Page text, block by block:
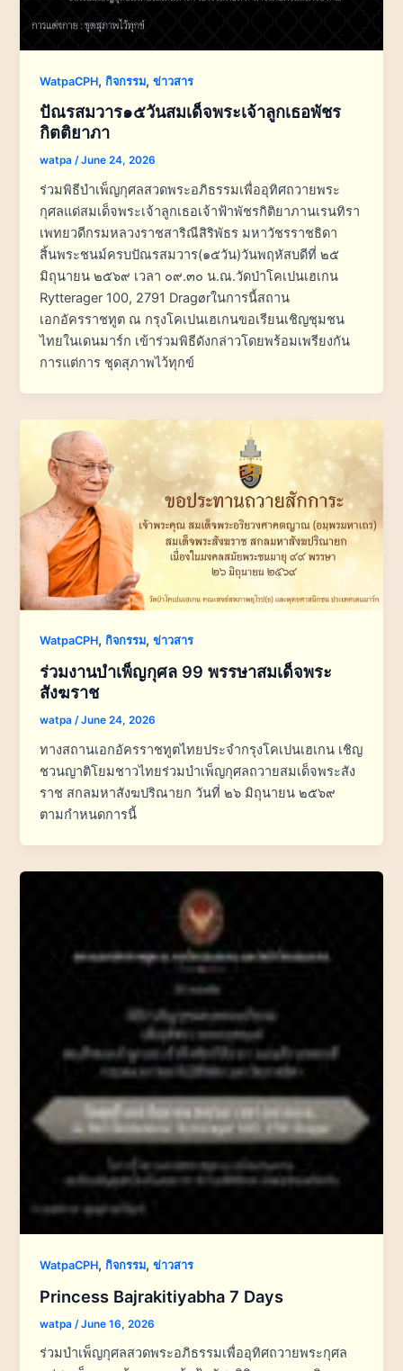
WatpaCPH,กิจกรรม,ข่าวสาร
ปัณรสมวาร๑๕วันสมเด็จพระเจ้าลูกเธอพัชร
กิตติยาภา
watpa/June 24, 2026
ร่วมพิธีบำเพ็ญกุศลสวดพระอภิธรรมเพื่ออุทิศถวายพระ
กุศลแด่สมเด็จพระเจ้าลูกเธอเจ้าฟ้าพัชรกิติยาภานเรนทิรา
เพทยวดีกรมหลวงราชสาริณีสิริพัธร มหาวัชรราชธิดา
สิ้นพระชนม์ครบปัณรสมวาร(๑๕วัน)วันพฤหัสบดีที่ ๒๕
มิถุนายน ๒๕๖๙ เวลา ๐๙.๓๐ น.ณ.วัดป่าโคเปนเฮเกน
Rytterager 100, 2791 Dragørในการนี้สถาน
เอกอัครราชทูต ณ กรุงโคเปนเฮเกนขอเรียนเชิญชุมชน
ไทยในเดนมาร์ก เข้าร่วมพิธีดังกล่าวโดยพร้อมเพรียงกัน
การแต่การ ชุดสุภาพไว้ทุกข์
WatpaCPH,กิจกรรม,ข่าวสาร
ร่วมงานบำเพ็ญกุศล 99 พรรษาสมเด็จพระ
สังฆราช
watpa/June 24, 2026
ทางสถานเอกอัครราชทูตไทยประจำกรุงโคเปนเฮเกน เชิญ
ชวนญาติโยมชาวไทยร่วมบำเพ็ญกุศลถวายสมเด็จพระสัง
ราช สกลมหาสังฆปริณายก วันที่ ๒๖ มิถุนายน ๒๕๖๙
ตามกำหนดการนี้
WatpaCPH,กิจกรรม,ข่าวสาร
Princess Bajrakitiyabha 7 Days
watpa /June 16, 2026
ร่วมบำเพ็ญกุศลสวดพระอภิธรรมเพื่ออุทิศถวายพระกุศล